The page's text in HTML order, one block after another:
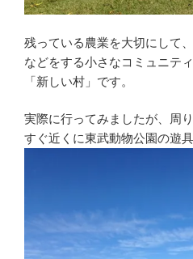
残っている農業を大切にして
などをする小さなコミュニテ
「新しい村」です。
実際に行ってみましたが、周
すぐ近くに東武動物公園の遊具